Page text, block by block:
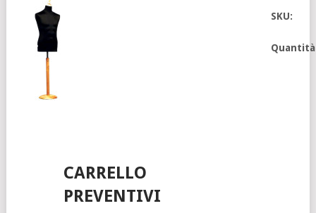
SKU:
CARRELLO
PREVENTIVI